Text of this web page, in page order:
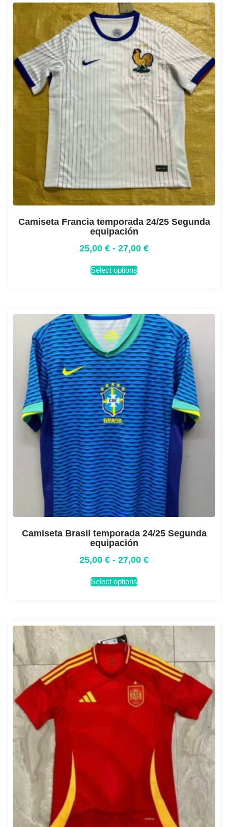
Camiseta Francia temporada 24/25 Segunda
equipación
25,00 € - 27,00 €
Select options
Camiseta Brasil temporada 24/25 Segunda
equipación
25,00 € - 27,00 €
Select options